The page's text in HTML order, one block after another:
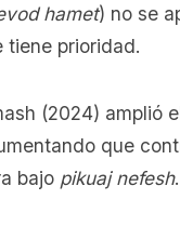
hamet) no se
tiene prioridad.
(2024) amplió
que
bajo pikuaj nefesh.